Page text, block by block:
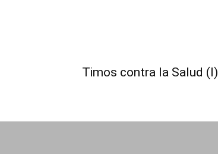
Timos contra la Salud (I)